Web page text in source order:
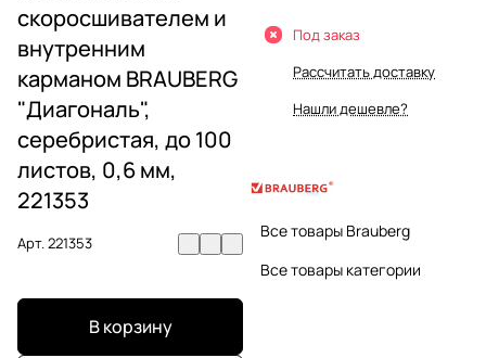
скоросшивателем и
внутренним
карманом BRAUBERG
"Диагональ",
серебристая, до 100
листов, 0,6 мм,
221353
Арт.221353
В корзину
Под заказ
Рассчитать доставку
Нашли дешевле?
Все товары Brauberg
Все товары категории